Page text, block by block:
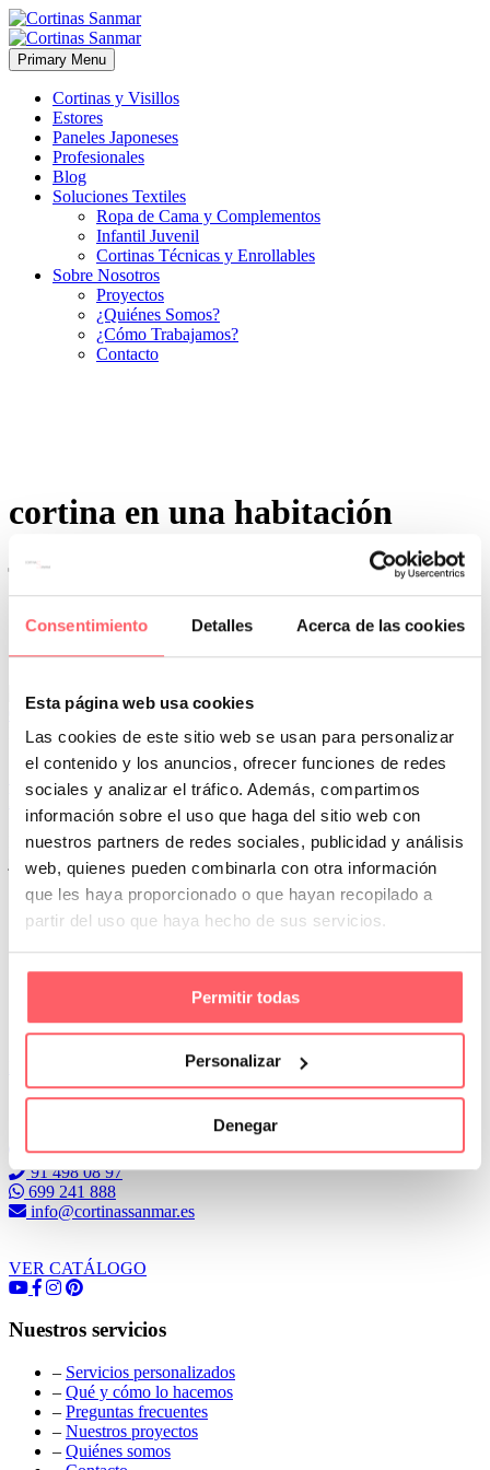
Consentimiento Detalles Acerca de las cookies
Esta página web usa cookies
Las cookies de este sitio web se usan para personalizar
el contenido y los anuncios, ofrecer funciones de redes
sociales y analizar el tráfico. Además, compartimos
información sobre el uso que haga del sitio web con
nuestros partners de redes sociales, publicidad y análisis
web, quienes pueden combinarla con otra información
que les haya proporcionado o que hayan recopilado a
partir del uso que haya hecho de sus servicios.
Permitir todas
Personalizar
Denegar
Primary Menu
Cortinas y Visillos
Estores
Paneles Japoneses
Profesionales
Blog
Soluciones Textiles
Ropa de Cama y Complementos
Infantil Juvenil
Cortinas Técnicas y Enrollables
Sobre Nosotros
Proyectos
¿Quiénes Somos?
¿Cómo Trabajamos?
Contacto
cortina en una habitación
juvenil
0
Por San Mar Trucos y consejos
19 Sep:¿Estor o cortina en una habitación juvenil?
Pros y contras de cada opción
Elegir entre un estor o una cortina a la hora de vestir una habitación
juvenil puede parecer una simple cuestión…
c/ Madrid nº 87 Local 1 y 5 28970 Madrid
91 498 08 97
699 241 888
info@cortinassanmar.es
VER CATÁLOGO
Nuestros servicios
– Servicios personalizados
– Qué y cómo lo hacemos
– Preguntas frecuentes
– Nuestros proyectos
– Quiénes somos